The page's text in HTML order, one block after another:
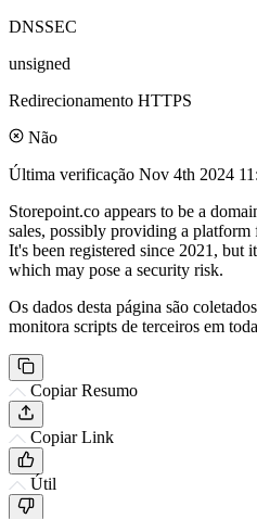
DNSSEC
unsigned
Redirecionamento HTTPS
Não
Última verificação Nov 4th 2024
Storepoint.co appears to be a
sales, possibly providing a platform
It's been registered since 2021, but
which may pose a security risk.
Os dados desta página são
monitora scripts de terceiros em
Copiar Resumo
Copiar Link
Útil